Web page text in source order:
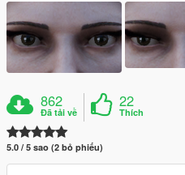
862
Đã tải về
22
Thích
5.0 / 5 sao (2 bỏ phiếu)